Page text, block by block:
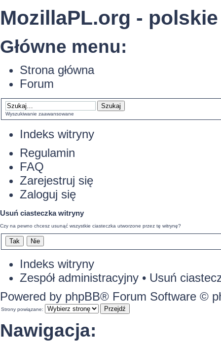
MozillaPL.org -
Główne menu:
Strona główna
Forum
Wyszukiwanie zaawansowane
Indeks witryny
Regulamin
FAQ
Zarejestruj się
Zaloguj się
Usuń ciasteczka witryny
Czy na pewno chcesz usunąć wszystkie ciasteczka utworzone przez tę witrynę?
Indeks witryny
Zespół administracyjny • Usuń
Powered by phpBB® Forum Software ©
Strony powiązane:
Nawigacja: